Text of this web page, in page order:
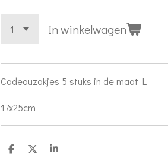
In winkelwagen
Cadeauzakjes 5 stuks in de maat L
17x25cm
D
D
S